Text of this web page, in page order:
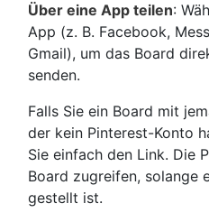
Über eine App teilen:
App (z. B. Facebook,
Gmail), um das Board
senden.
Falls Sie ein Board mit
der kein Pinterest-Konto
Sie einfach den Link. Die
Board zugreifen, solange
gestellt ist.